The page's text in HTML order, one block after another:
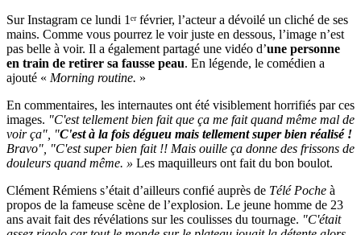
Sur Instagram ce lundi 1ᵉʳ février, l’acteur a dévoilé un cliché de ses
mains. Comme vous pourrez le voir juste en dessous, l’image n’est
pas belle à voir. Il a également partagé une vidéo d’une personne
en train de retirer sa fausse peau. En légende, le comédien a
ajouté « Morning routine. »
En commentaires, les internautes ont été visiblement horrifiés par ces
images. "C'est tellement bien fait que ça me fait quand même mal de
voir ça", "C'est à la fois dégueu mais tellement super bien réalisé !
Bravo", "C'est super bien fait !! Mais ouille ça donne des frissons de
douleurs quand même. » Les maquilleurs ont fait du bon boulot.
Clément Rémiens s’était d’ailleurs confié auprès de Télé Poche à
propos de la fameuse scène de l’explosion. Le jeune homme de 23
ans avait fait des révélations sur les coulisses du tournage. "C'était